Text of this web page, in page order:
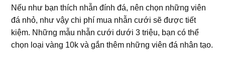
Nếu như bạn thích nhẫn đính đá, nên chọn những viên
đá nhỏ, như vậy chi phí mua nhẫn cưới sẽ được tiết
kiệm. Những mẫu nhẫn cưới dưới 3 triệu, bạn có thể
chọn loại vàng 10k và gắn thêm những viên đá nhân tạo.